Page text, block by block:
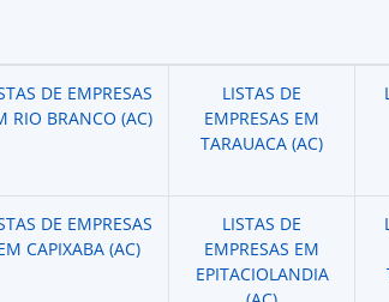
DE EMPRESAS
RIO BRANCO (AC)
LISTAS DE
EMPRESAS EM
TARAUACA (AC)
DE EMPRESAS
CAPIXABA (AC)
LISTAS DE
EMPRESAS EM
EPITACIOLANDIA